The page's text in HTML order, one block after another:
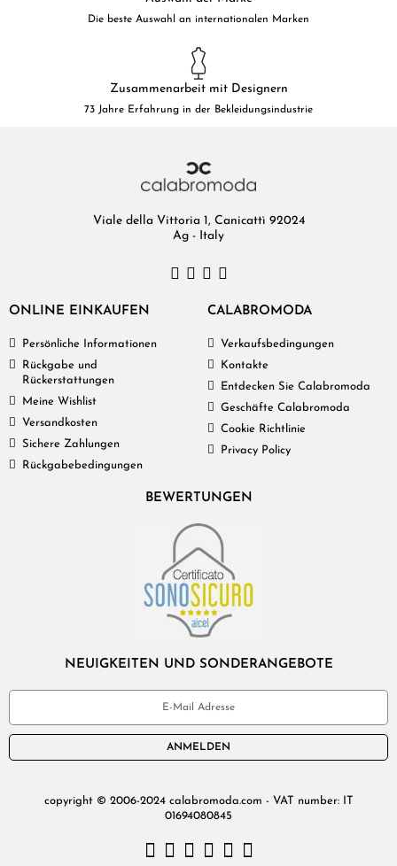
Die beste Auswahl an internationalen Marken
Zusammenarbeit mit Designern
73 Jahre Erfahrung in der Bekleidungsindustrie
Viale della Vittoria 1, Canicattì 92024
Ag - Italy
ONLINE EINKAUFEN
Persönliche Informationen
Rückgabe und
Rückerstattungen
Meine Wishlist
Versandkosten
Sichere Zahlungen
Rückgabebedingungen
CALABROMODA
Verkaufsbedingungen
Kontakte
Entdecken Sie Calabromoda
Geschäfte Calabromoda
Cookie Richtlinie
Privacy Policy
BEWERTUNGEN
NEUIGKEITEN UND SONDERANGEBOTE
ANMELDEN
copyright © 2006-2024 calabromoda.com - VAT number: IT
01694080845